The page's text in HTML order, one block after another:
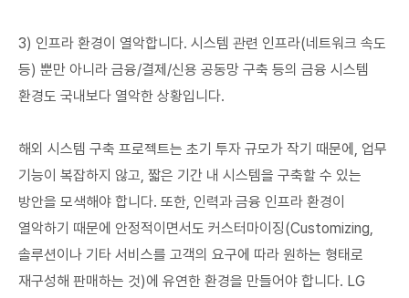
3) 인프라 환경이 열악합니다. 시스템 관련 인프라(네트워크 속도
등) 뿐만 아니라 금융/결제/신용 공동망 구축 등의 금융 시스템
환경도 국내보다 열악한 상황입니다.
해외 시스템 구축 프로젝트는 초기 투자 규모가 작기 때문에, 업무
기능이 복잡하지 않고, 짧은 기간 내 시스템을 구축할 수 있는
방안을 모색해야 합니다. 또한, 인력과 금융 인프라 환경이
열악하기 때문에 안정적이면서도 커스터마이징(Customizing,
솔루션이나 기타 서비스를 고객의 요구에 따라 원하는 형태로
재구성해 판매하는 것)에 유연한 환경을 만들어야 합니다. LG